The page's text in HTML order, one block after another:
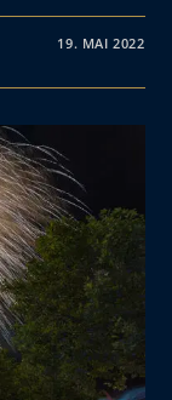
19. MAI 2022